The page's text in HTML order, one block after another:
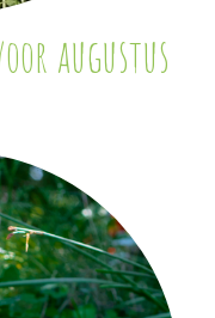
augustus